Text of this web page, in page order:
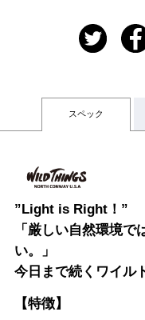
スペック
”Light is Right！”
「厳しい自然環境
い。」
今日まで続くワイル
【特徴】